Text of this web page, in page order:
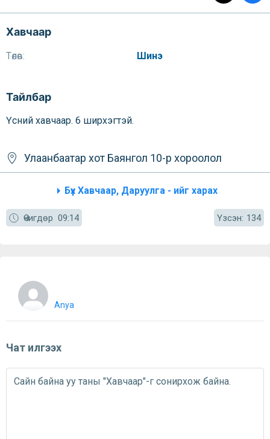
Хавчаар
Төлөв: Шинэ
Тайлбар
Үсний хавчаар. 6 ширхэгтэй.
Улаанбаатар хот Баянгол 10-р хороолол
Бүх Хавчаар, Даруулга - ийг харах
Өчигдөр 09:14 Үзсэн: 134
Anya
Чат илгээх